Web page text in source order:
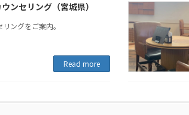
ンセリング（宮城県）
ングをご案内。
Read more